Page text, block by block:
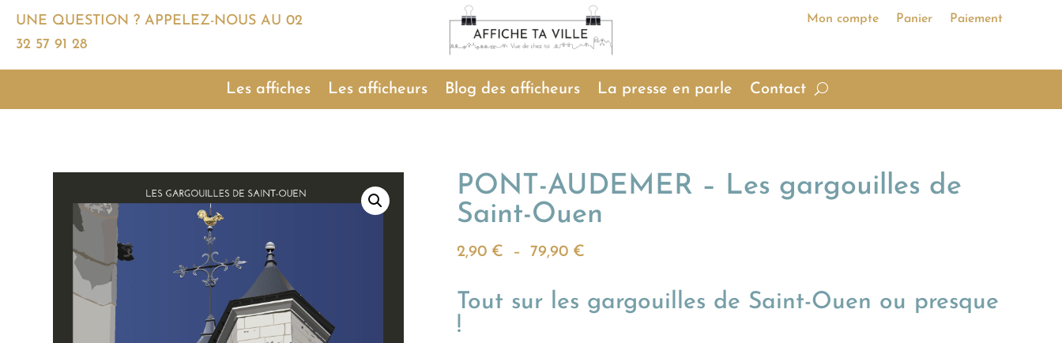
UNE QUESTION ? APPELEZ-NOUS AU 02
32 57 91 28
Mon compte Panier Paiement
Les affiches Les afficheurs Blog des afficheurs La presse en parle Contact
PONT-AUDEMER – Les gargouilles de
Saint-Ouen
2,90 € – 79,90 €Plage
prix :
Tout sur les gargouilles de Saint-Ouen ou presque
!